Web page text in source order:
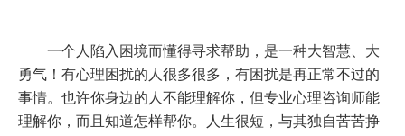
一个人陷入困境而懂得寻求帮助，是一种大智慧、大
勇气！有心理困扰的人很多很多，有困扰是再正常不过的
事情。也许你身边的人不能理解你，但专业心理咨询师能
理解你，而且知道怎样帮你。人生很短，与其独自苦苦挣